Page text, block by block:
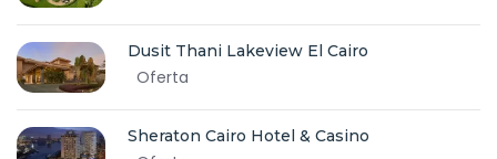
Dusit Thani Lakeview El Cairo
Oferta
Sheraton Cairo Hotel & Casino